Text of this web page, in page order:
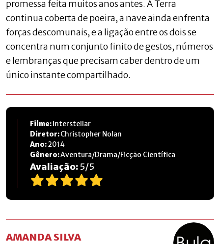
promessa feita muitos anos antes. A Terra
continua coberta de poeira, a nave ainda enfrenta
forças descomunais, e a ligação entre os dois se
concentra num conjunto finito de gestos, números
e lembranças que precisam caber dentro de um
único instante compartilhado.
Filme:Interstellar
Diretor:Christopher Nolan
Ano:2014
Gênero:Aventura/Drama/Ficção Científica
Avaliação: 5/5
AMANDA SILVA